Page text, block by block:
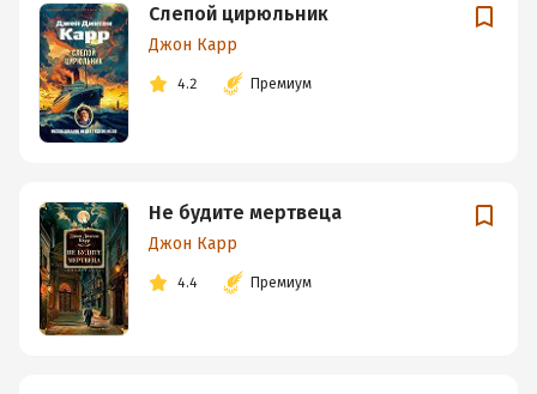
Слепой цирюльник
Джон Карр
4.2 Премиум
Не будите мертвеца
Джон Карр
4.4 Премиум